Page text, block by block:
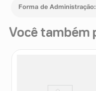
Forma de Administração:
Você também